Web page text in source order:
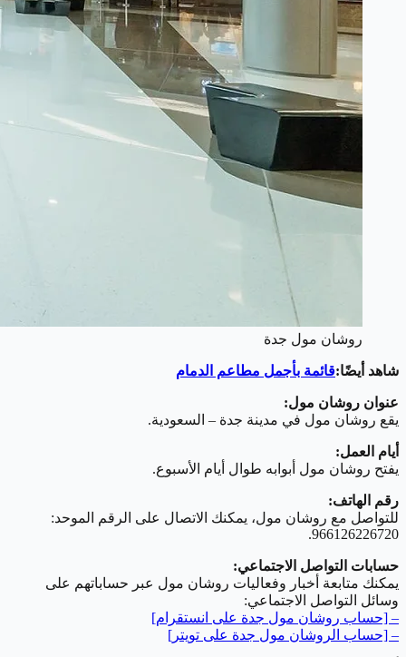
روشان مول جدة
شاهد أيضًا:قائمة بأجمل مطاعم الدمام
عنوان روشان مول:
يقع روشان مول في مدينة جدة – السعودية.
أيام العمل:
يفتح روشان مول أبوابه طوال أيام الأسبوع.
رقم الهاتف:
للتواصل مع روشان مول، يمكنك الاتصال على الرقم الموحد:
966126226720.
حسابات التواصل الاجتماعي:
يمكنك متابعة أخبار وفعاليات روشان مول عبر حساباتهم على
وسائل التواصل الاجتماعي:
– [حساب روشان مول جدة على انستقرام]
– [حساب الروشان مول جدة على تويتر]